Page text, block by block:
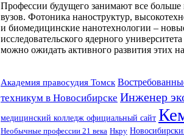
Профессии будущего занимают все
вузов. Фотоника наноструктур,
и биомедицинские нанотехнологии –
исследовательского ядерного
можно ожидать активного развития этих
Академия правосудия Томск
техникум в Новосибирске Инженер
медицинский колледж официальный сайт
Необычные профессии 21 века Нкру